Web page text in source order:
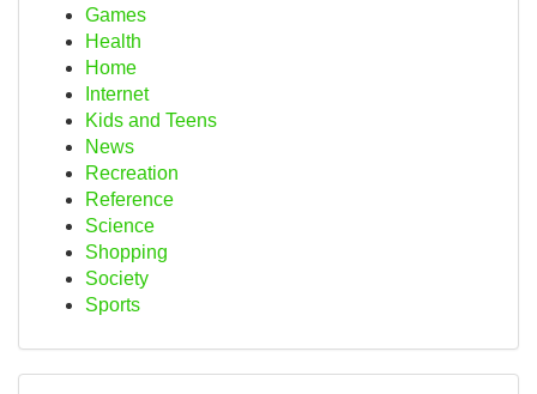
Games
Health
Home
Internet
Kids and Teens
News
Recreation
Reference
Science
Shopping
Society
Sports